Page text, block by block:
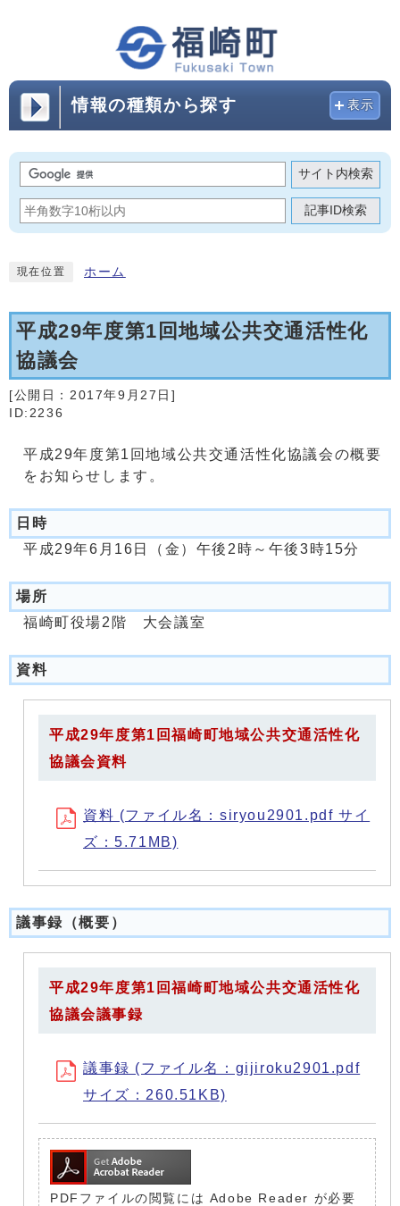
情報の種類から探す 表示
サイト内検索
記事ID検索
現在位置 ホーム
平成29年度第1回地域公共交通活性化
協議会
[公開日： 2017年9月27日 ]
ID:2236
平成29年度第1回地域公共交通活性化協議会の概要
をお知らせします。
日時
平成29年6月16日（金）午後2時～午後3時15分
場所
福崎町役場2階 大会議室
資料
平成29年度第1回福崎町地域公共交通活性化
協議会資料
資料 (ファイル名：siryou2901.pdf サイ
ズ：5.71MB)
議事録（概要）
平成29年度第1回福崎町地域公共交通活性化
協議会議事録
議事録 (ファイル名：gijiroku2901.pdf
サイズ：260.51KB)
PDFファイルの閲覧には Adobe Reader が必要